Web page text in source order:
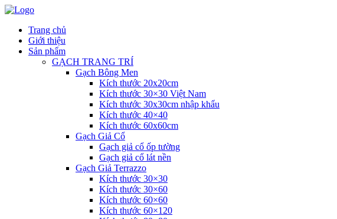
Trang chủ
Giới thiệu
Sản phẩm
GẠCH TRANG TRÍ
Gạch Bông Men
Kích thước 20x20cm
Kích thước 30×30 Việt Nam
Kích thước 30x30cm nhập khẩu
Kích thước 40×40
Kích thước 60x60cm
Gạch Giả Cổ
Gạch giả cổ ốp tường
Gạch giả cổ lát nền
Gạch Giả Terrazzo
Kích thước 30×30
Kích thước 30×60
Kích thước 60×60
Kích thước 60×120